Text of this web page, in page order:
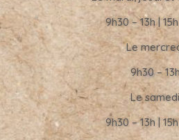
9h30 – 13h |
Le
9h30 – 13h
Le
9h30 – 13h |